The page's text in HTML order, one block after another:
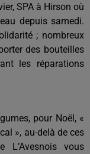
SPA à Hirson où
depuis samedi.
; nombreux
des bouteilles
les réparations
pour Noël, «
», au-delà de ces
L’Avesnois vous